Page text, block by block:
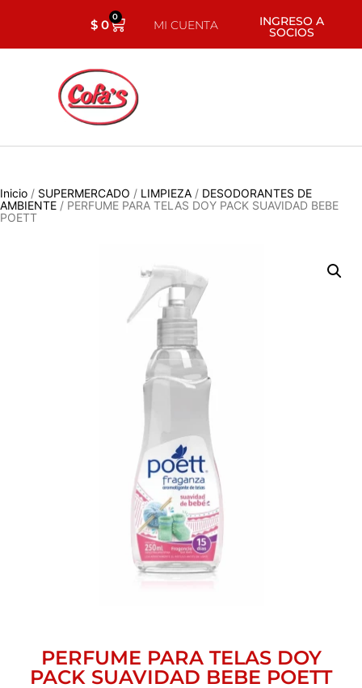
$0 0
MI CUENTA INGRESO A
SOCIOS
Inicio / SUPERMERCADO / LIMPIEZA / DESODORANTES DE
AMBIENTE / PERFUME PARA TELAS DOY PACK SUAVIDAD BEBE
POETT
PERFUME PARA TELAS DOY
PACK SUAVIDAD BEBE POETT